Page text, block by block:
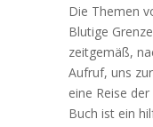
Die Themen
Blutige
zeitgemäß,
Aufruf, uns
eine Reise
Buch ist ein